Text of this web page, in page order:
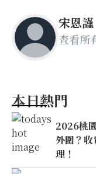
宋恩謹
查看所
本日熱門
2026桃
外圍？
理！